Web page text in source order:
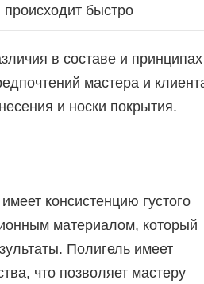
происходит быстро
в составе и принципах
мастера и
и носки покрытия.
консистенцию густого
материалом, который
Полигель имеет
что позволяет мастеру